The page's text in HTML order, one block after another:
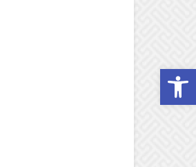
Open toolbar